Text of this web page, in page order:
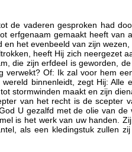
de vaderen gesproken had
erfgenaam gemaakt heeft van
het evenbeeld van zijn
heeft Hij zich neergezet
die zijn erfdeel is geworden,
Of: Ik zal voor hem
binnenleidt, zegt Hij: Alle
stormwinden maakt en zijn
van het recht is de scepter
U gezalfd met de olie van de
is het werk van uw handen.
als een kledingstuk zullen